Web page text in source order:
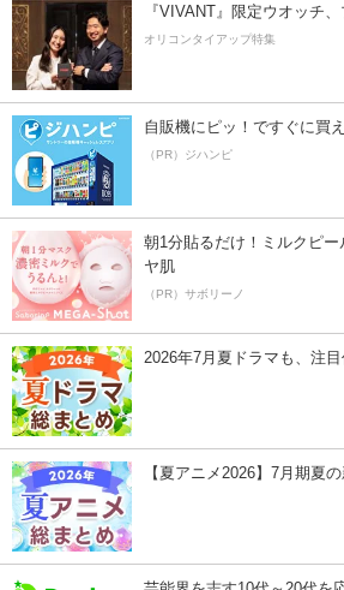
『VIVANT』限定ウオッチ
オリコンタイアップ特集
自販機にピッ！ですぐに買
（PR）ジハンピ
朝1分貼るだけ！ミルクピ
ヤ肌
（PR）サボリーノ
2026年7月夏ドラマも、注
【夏アニメ2026】7月期夏